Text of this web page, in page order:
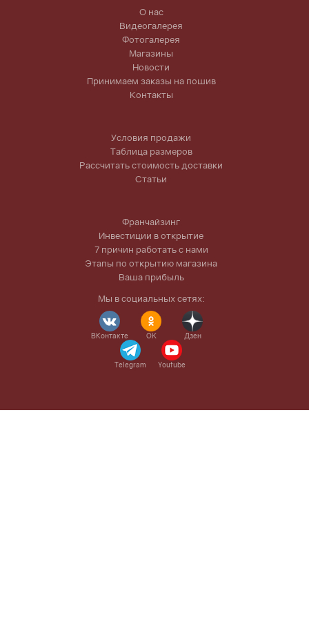
О нас
Видеогалерея
Фотогалерея
Магазины
Новости
Принимаем заказы на пошив
Контакты
Условия продажи
Таблица размеров
Рассчитать стоимость доставки
Статьи
Франчайзинг
Инвестиции в открытие
7 причин работать с нами
Этапы по открытию магазина
Ваша прибыль
Мы в социальных сетях:
ВКонтакте OK Дзен
Telegram Youtube